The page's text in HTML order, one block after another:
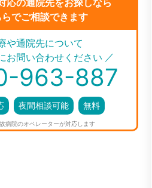
らでご相談できます
／
や通院先について
お問い合わせください
963-887
夜間相談可能 無料
病院のオペレーターが対応します